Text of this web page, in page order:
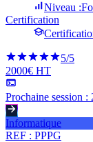
Niveau :
Certification
5/5
2000€ HT
Prochaine session :
Informatique
REF : PPPG